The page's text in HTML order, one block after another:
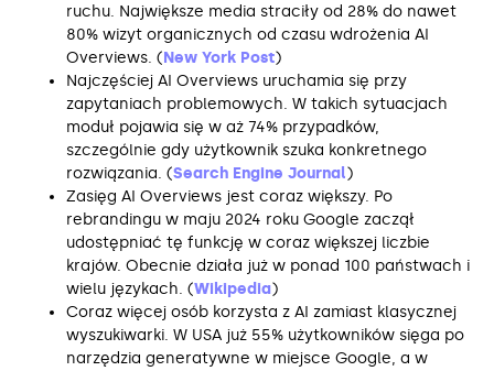
ruchu. Największe media straciły od 28% do nawet
80% wizyt organicznych od czasu wdrożenia AI
Overviews. (New York Post)
Najczęściej AI Overviews uruchamia się przy
zapytaniach problemowych. W takich sytuacjach
moduł pojawia się w aż 74% przypadków,
szczególnie gdy użytkownik szuka konkretnego
rozwiązania. (Search Engine Journal)
Zasięg AI Overviews jest coraz większy. Po
rebrandingu w maju 2024 roku Google zaczął
udostępniać tę funkcję w coraz większej liczbie
krajów. Obecnie działa już w ponad 100 państwach i
wielu językach. (Wikipedia)
Coraz więcej osób korzysta z AI zamiast klasycznej
wyszukiwarki. W USA już 55% użytkowników sięga po
narzędzia generatywne w miejsce Google, a w